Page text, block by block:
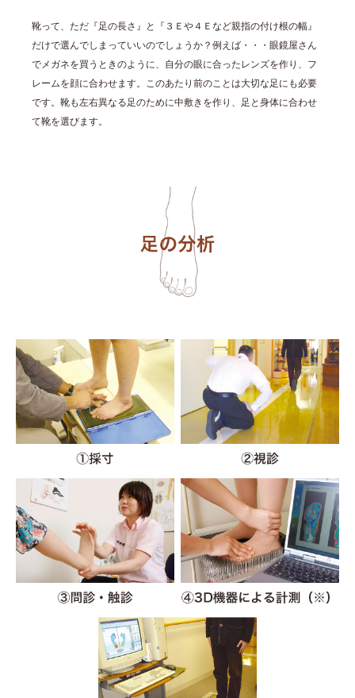
靴って、ただ『足の長さ』と『３Ｅや４Ｅなど親指の付け根の幅』
だけで選んでしまっていいのでしょうか？例えば・・・眼鏡屋さん
でメガネを買うときのように、自分の眼に合ったレンズを作り、フ
レームを顔に合わせます。このあたり前のことは大切な足にも必要
です。靴も左右異なる足のために中敷きを作り、足と身体に合わせ
て靴を選びます。